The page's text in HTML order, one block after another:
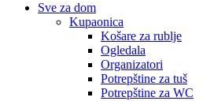
Sve za dom
Kupaonica
Košare za rublje
Ogledala
Organizatori
Potrepštine za tuš
Potrepštine za WC